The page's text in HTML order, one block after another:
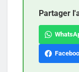
Partager